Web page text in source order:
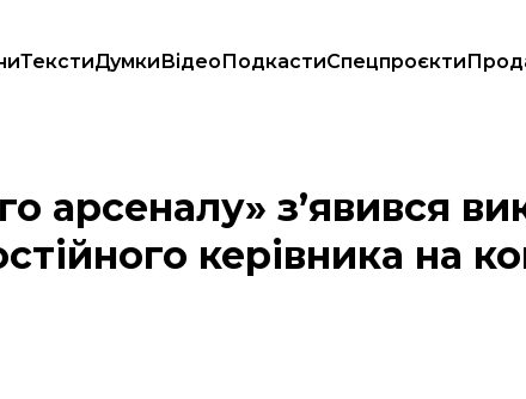
ТекстиДумкиВідеоПодкастиСпецпроєкти
обов’язків директора. Постійного керівника на конкурсі обрати
арсеналу» з’явився
керівника на